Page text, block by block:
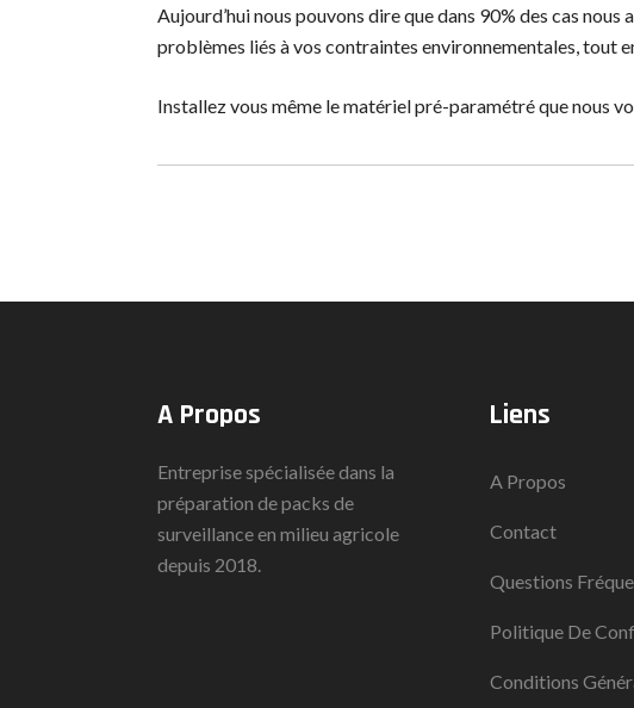
Aujourd’hui nous pouvons dire que dans 90% des cas
problèmes liés à vos contraintes environnementales, tout
Installez vous même le matériel pré-paramétré que nous
A Propos
Entreprise spécialisée dans la
préparation de packs de
surveillance en milieu agricole
depuis 2018.
Liens
A Propos
Contact
Questions
Politique De
Conditions